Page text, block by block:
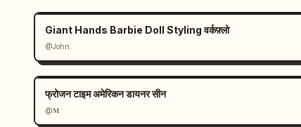
Giant Hands Barbie Doll Styling वर्कफ़्लो
@John
फ्रोजन टाइम अमेरिकन डायनर सीन
@𝐌